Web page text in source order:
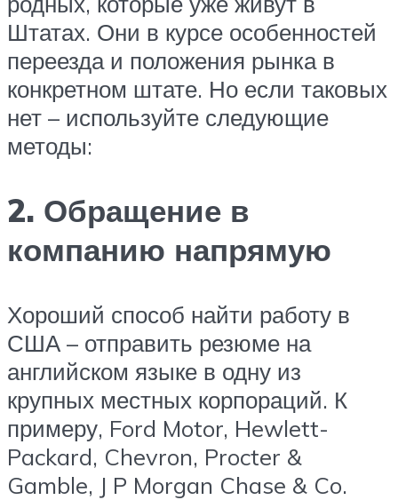
Штатах. Они в курсе особенностей
переезда и положения рынка в
конкретном штате. Но если таковых
нет – используйте следующие
методы:
2. Обращение в
компанию напрямую
Хороший способ найти работу в
США – отправить резюме на
английском языке в одну из
крупных местных корпораций. К
примеру, Ford Motor, Hewlett-
Packard, Chevron, Procter &
Gamble, J P Morgan Chase & Co.